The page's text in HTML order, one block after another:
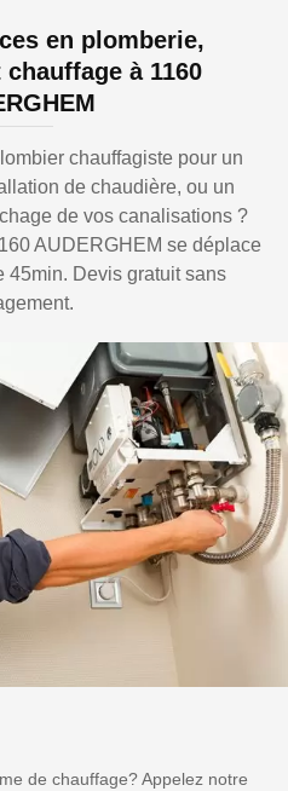
en plomberie,
à 1160
chauffagiste pour un
de chaudière, ou un
de vos canalisations ?
AUDERGHEM se déplace
45min. Devis gratuit sans
de chauffage? Appelez notre